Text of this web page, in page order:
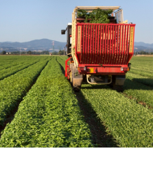
Mondiali calcio 2026